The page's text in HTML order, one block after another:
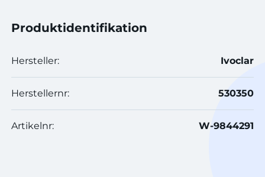
Produktidentifikation
Hersteller: Ivoclar
Herstellernr: 530350
Artikelnr: W-9844291